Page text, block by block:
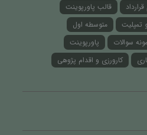
قالب پاورپوینت
تمپلیت
متوسطه اول
سوالات
پاورپوینت
کارورزی و اقدام پژوهی